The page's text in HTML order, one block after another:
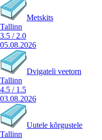
Metskits
Tallinn
3.5 / 2.0
05.08.2026
Dvigateli veetorn
Tallinn
4.5 / 1.5
03.08.2026
Uutele kõrgustele
Tallinn